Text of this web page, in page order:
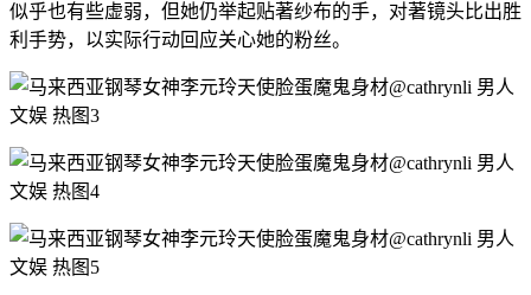
似乎也有些虚弱，但她仍举起贴著纱布的手，对著镜头比出胜
利手势，以实际行动回应关心她的粉丝。